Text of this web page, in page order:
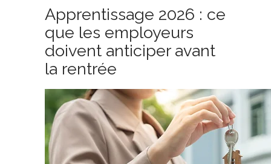
Apprentissage 2026 : ce
que les employeurs
doivent anticiper avant
la rentrée